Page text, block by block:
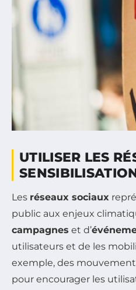
UTILISER LES
Les réseaux sociaux
public aux enjeux
campagnes et d’
utilisateurs et de les
exemple, des
pour encourager les